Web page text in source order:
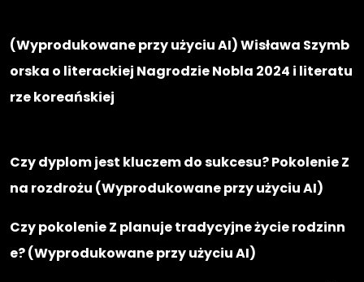
(Wyprodukowane przy użyciu AI) Wisława Szymb
orska o literackiej Nagrodzie Nobla 2024 i literatu
rze koreańskiej
Czy dyplom jest kluczem do sukcesu? Pokolenie Z
na rozdrożu (Wyprodukowane przy użyciu AI)
Czy pokolenie Z planuje tradycyjne życie rodzinn
e? (Wyprodukowane przy użyciu AI)